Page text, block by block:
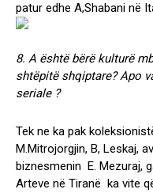
patur edhe A,Shabani në
8. A është bërë kulturë
shtëpitë shqiptare? Apo
seriale ?
Tek ne ka pak
M.Mitrojorgjin, B, Leskaj,
biznesmenin E. Mezuraj,
Arteve në Tiranë ka vite